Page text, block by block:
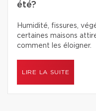
été?
Humidité, fissures,
certaines maisons
comment les éloigner.
LIRE LA SUITE